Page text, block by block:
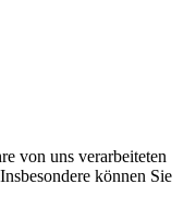
von uns verarbeiteten
können Sie